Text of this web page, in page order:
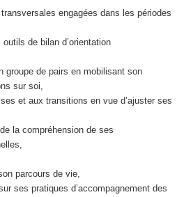
engagées dans les périodes
de bilan d’orientation
groupe de pairs en mobilisant son
sur soi,
et aux transitions en vue d’ajuster ses
la compréhension de ses
parcours de vie,
ses pratiques d’accompagnement des